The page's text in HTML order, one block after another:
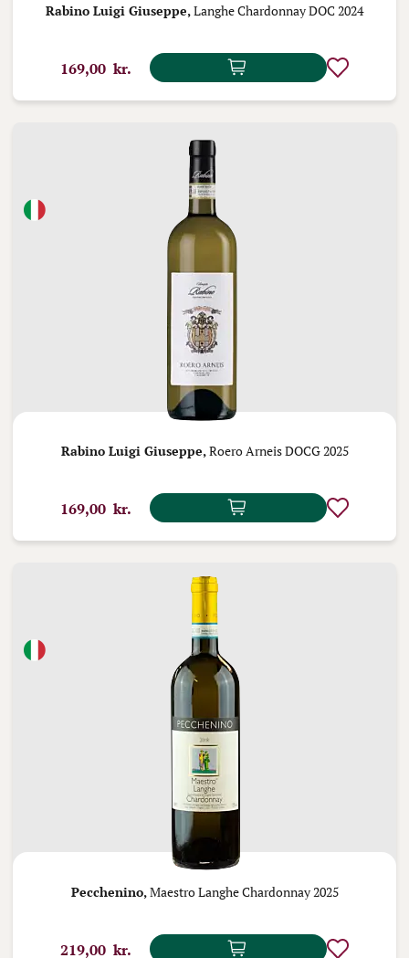
Rabino Luigi Giuseppe, Langhe Chardonnay DOC 2024
169,00 kr.
Rabino Luigi Giuseppe,Roero Arneis DOCG 2025
169,00 kr.
Pecchenino, Maestro Langhe Chardonnay 2025
219,00 kr.